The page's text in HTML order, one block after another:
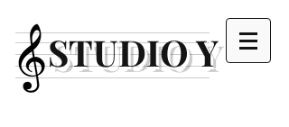
STUDIO Y